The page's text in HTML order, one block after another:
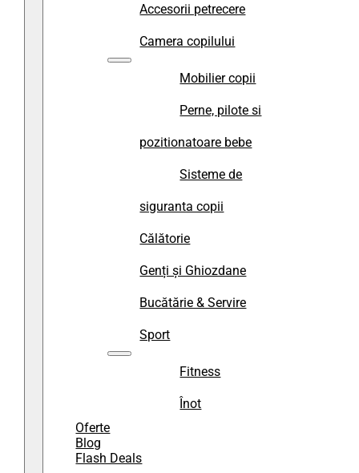
Accesorii petrecere
Camera copilului
Mobilier copii
Perne, pilote si
pozitionatoare bebe
Sisteme de
siguranta copii
Călătorie
Genți și Ghiozdane
Bucătărie & Servire
Sport
Fitness
Înot
Oferte
Blog
Flash Deals